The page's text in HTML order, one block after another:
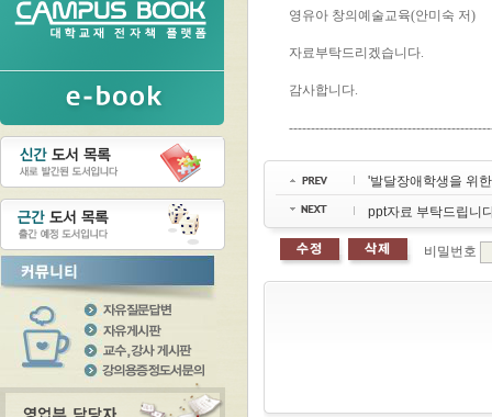
'발달장애학생을 위
ppt자료 부탁드립니
비밀번호